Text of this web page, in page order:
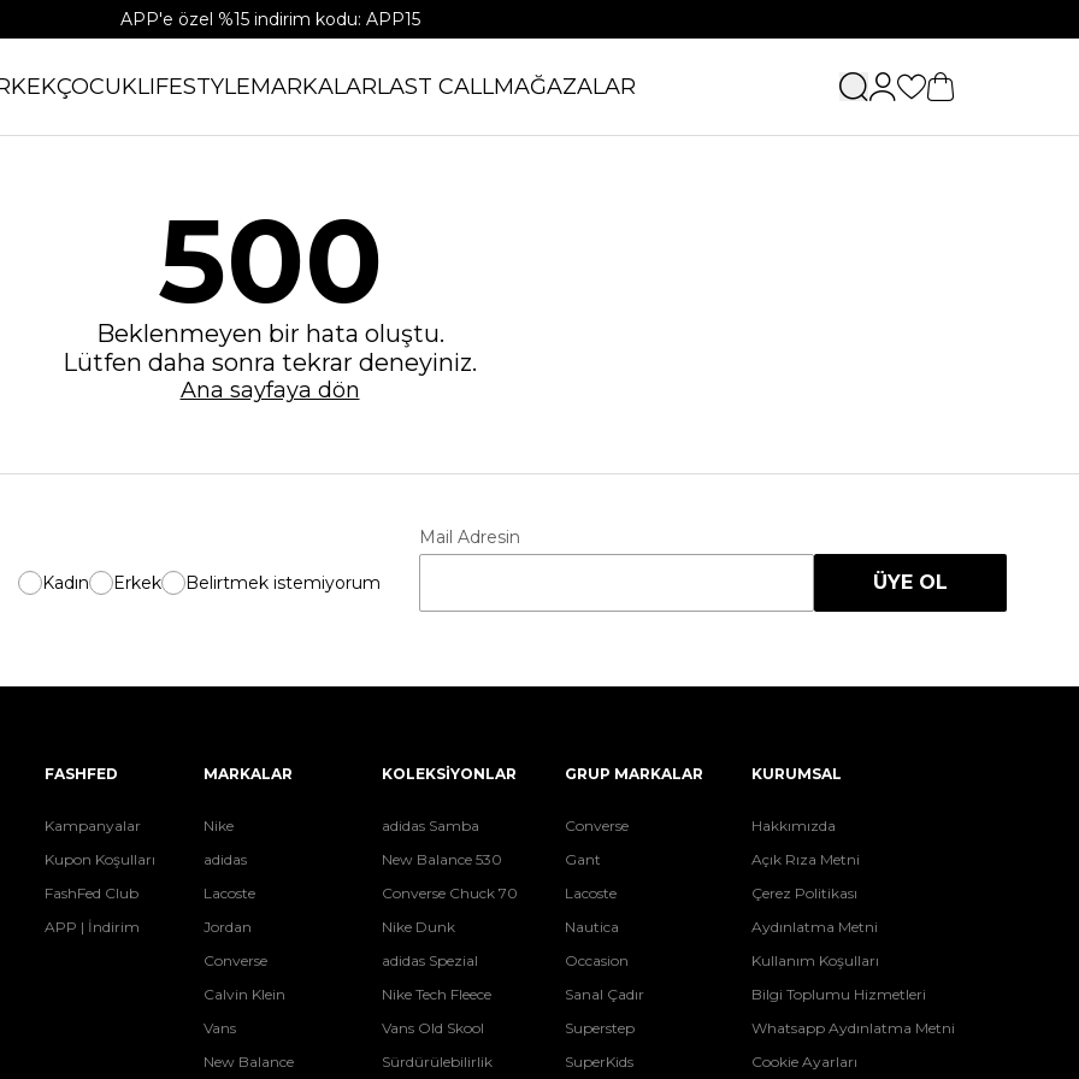
APP'e özel %15 indirim kodu: APP15
ÇOCUKLIFESTYLEMARKALARLAST CALLMAĞAZALAR
500
Beklenmeyen bir hata oluştu.
Lütfen daha sonra tekrar deneyiniz.
Ana sayfaya dön
Kadın Erkek Belirtmek istemiyorum
Mail Adresin
ÜYE OL
FASHFED
Kampanyalar
Kupon Koşulları
FashFed Club
APP | İndirim
MARKALAR
Nike
adidas
Lacoste
Jordan
Converse
Calvin Klein
Vans
New Balance
KOLEKSİYONLAR
adidas Samba
New Balance 530
Converse Chuck 70
Nike Dunk
adidas Spezial
Nike Tech Fleece
Vans Old Skool
Sürdürülebilirlik
GRUP MARKALAR
Converse
Gant
Lacoste
Nautica
Occasion
Sanal Çadır
Superstep
SuperKids
KURUMSAL
Hakkımızda
Açık Rıza Metni
Çerez Politikası
Aydınlatma Metni
Kullanım Koşulları
Bilgi Toplumu Hizmetleri
Whatsapp Aydınlatma Metni
Cookie Ayarları